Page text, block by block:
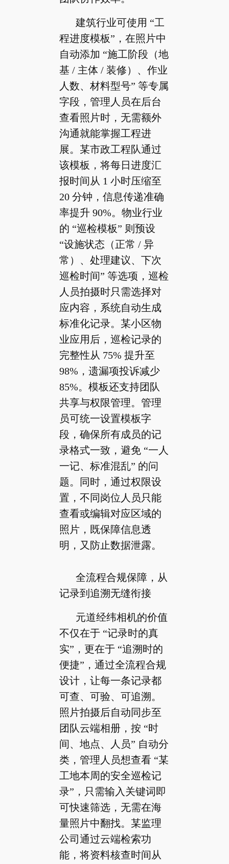
建筑行业可使用 “工
程进度模板”，在照片中
自动添加 “施工阶段（地
基 / 主体 / 装修）、作业
人数、材料型号” 等专属
字段，管理人员在后台
查看照片时，无需额外
沟通就能掌握工程进
展。某市政工程队通过
该模板，将每日进度汇
报时间从 1 小时压缩至
20 分钟，信息传递准确
率提升 90%。物业行业
的 “巡检模板” 则预设
“设施状态（正常 / 异
常）、处理建议、下次
巡检时间” 等选项，巡检
人员拍摄时只需选择对
应内容，系统自动生成
标准化记录。某小区物
业应用后，巡检记录的
完整性从 75% 提升至
98%，遗漏项投诉减少
85%。模板还支持团队
共享与权限管理。管理
员可统一设置模板字
段，确保所有成员的记
录格式一致，避免 “一人
一记、标准混乱” 的问
题。同时，通过权限设
置，不同岗位人员只能
查看或编辑对应区域的
照片，既保障信息透
明，又防止数据泄露。
全流程合规保障，从
记录到追溯无缝衔接
元道经纬相机的价值
不仅在于 “记录时的真
实”，更在于 “追溯时的
便捷”，通过全流程合规
设计，让每一条记录都
可查、可验、可追溯。
照片拍摄后自动同步至
团队云端相册，按 “时
间、地点、人员” 自动分
类，管理人员想查看 “某
工地本周的安全巡检记
录”，只需输入关键词即
可快速筛选，无需在海
量照片中翻找。某监理
公司通过云端检索功
能，将资料核查时间从